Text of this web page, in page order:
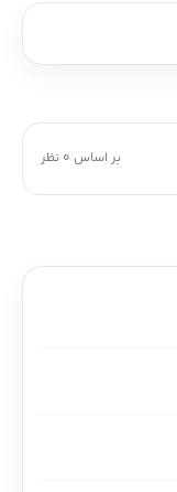
بر اساس 0 نظر